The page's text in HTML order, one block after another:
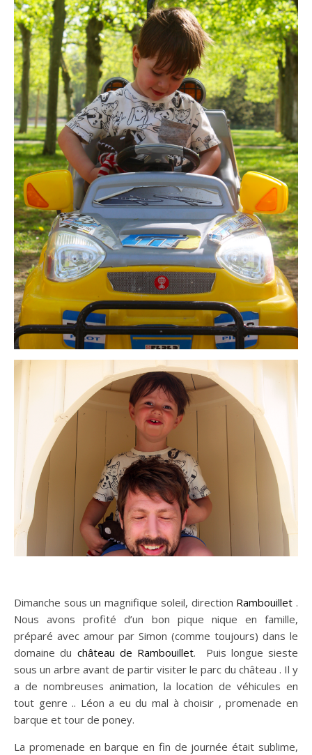
Dimanche sous un magnifique soleil, direction Rambouillet .
Nous avons profité d’un bon pique nique en famille,
préparé avec amour par Simon (comme toujours) dans le
domaine du château de Rambouillet. Puis longue sieste
sous un arbre avant de partir visiter le parc du château . Il y
a de nombreuses animation, la location de véhicules en
tout genre .. Léon a eu du mal à choisir , promenade en
barque et tour de poney.
La promenade en barque en fin de journée était sublime,